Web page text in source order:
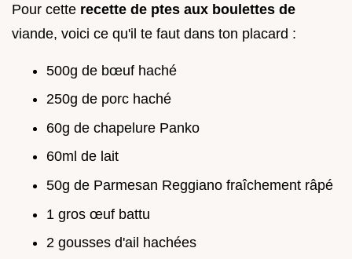
Pour cette recette de ptes aux boulettes de
viande, voici ce qu'il te faut dans ton placard :
500g de bœuf haché
250g de porc haché
60g de chapelure Panko
60ml de lait
50g de Parmesan Reggiano fraîchement râpé
1 gros œuf battu
2 gousses d'ail hachées